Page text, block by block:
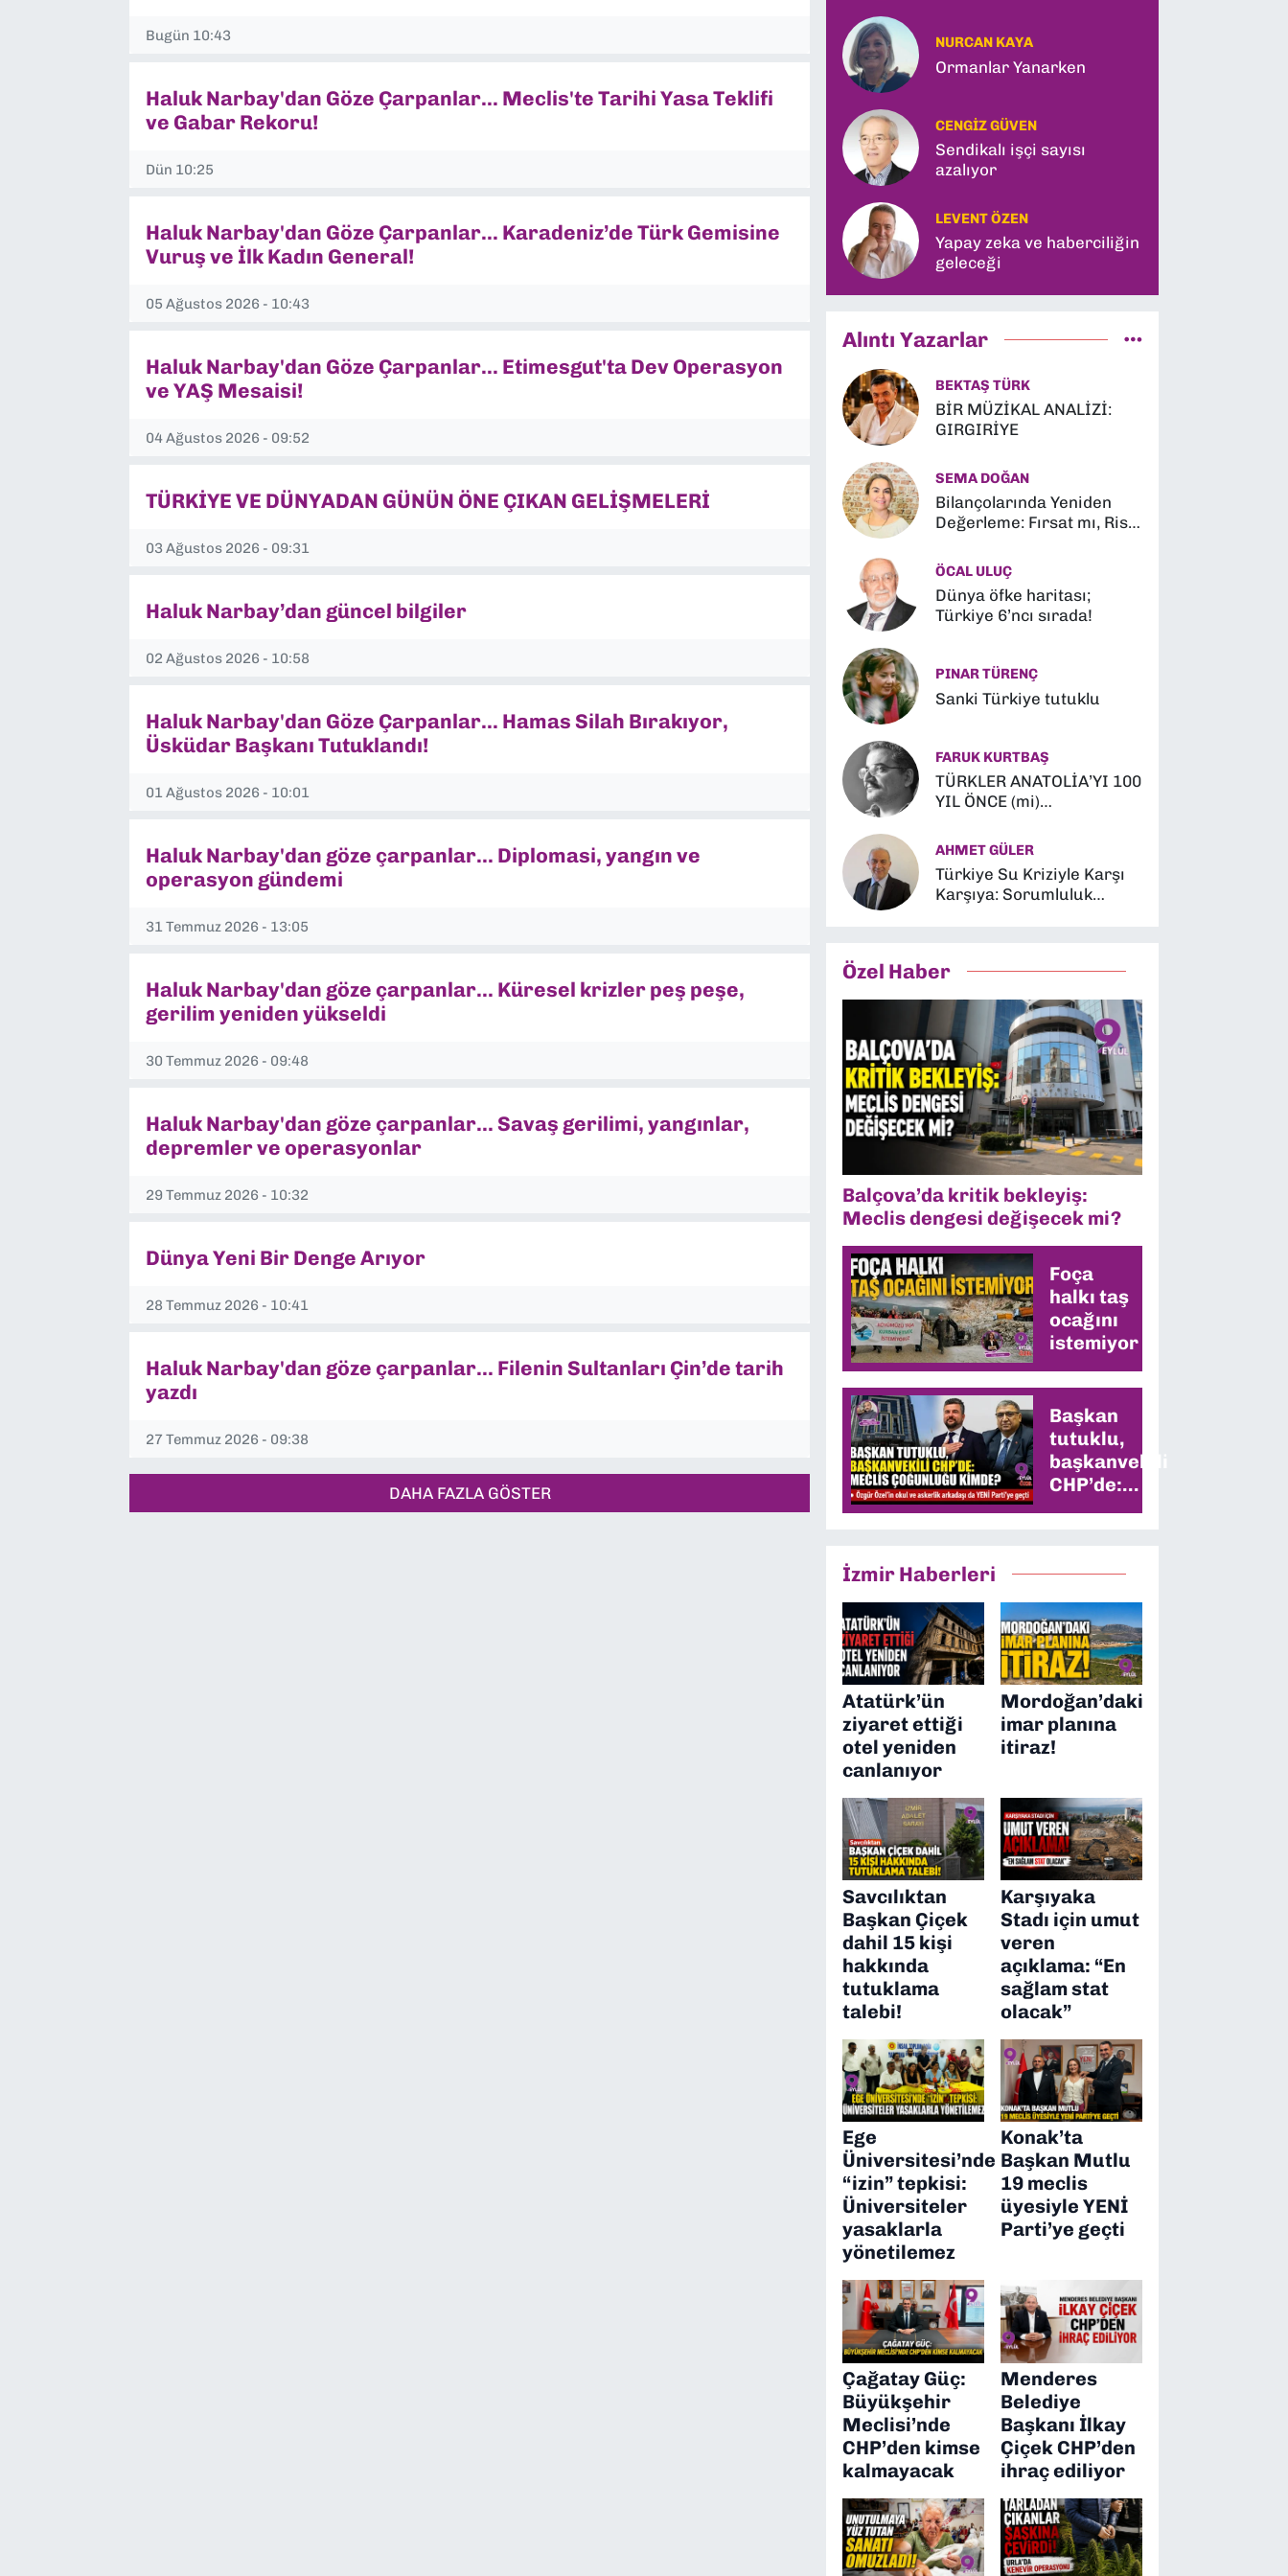
Bugün 10:43
Haluk Narbay'dan Göze Çarpanlar... Meclis'te Tarihi Yasa Teklifi
ve Gabar Rekoru!
Dün 10:25
Haluk Narbay'dan Göze Çarpanlar... Karadeniz’de Türk Gemisine
Vuruş ve İlk Kadın General!
05 Ağustos 2026 - 10:43
Haluk Narbay'dan Göze Çarpanlar... Etimesgut'ta Dev Operasyon
ve YAŞ Mesaisi!
04 Ağustos 2026 - 09:52
TÜRKİYE VE DÜNYADAN GÜNÜN ÖNE ÇIKAN GELİŞMELERİ
03 Ağustos 2026 - 09:31
Haluk Narbay’dan güncel bilgiler
02 Ağustos 2026 - 10:58
Haluk Narbay'dan Göze Çarpanlar... Hamas Silah Bırakıyor,
Üsküdar Başkanı Tutuklandı!
01 Ağustos 2026 - 10:01
Haluk Narbay'dan göze çarpanlar... Diplomasi, yangın ve
operasyon gündemi
31 Temmuz 2026 - 13:05
Haluk Narbay'dan göze çarpanlar... Küresel krizler peş peşe,
gerilim yeniden yükseldi
30 Temmuz 2026 - 09:48
Haluk Narbay'dan göze çarpanlar... Savaş gerilimi, yangınlar,
depremler ve operasyonlar
29 Temmuz 2026 - 10:32
Dünya Yeni Bir Denge Arıyor
28 Temmuz 2026 - 10:41
Haluk Narbay'dan göze çarpanlar... Filenin Sultanları Çin’de tarih
yazdı
27 Temmuz 2026 - 09:38
DAHA FAZLA GÖSTER
NURCAN KAYA
Ormanlar Yanarken
CENGIZ GÜVEN
Sendikalı işçi sayısı
azalıyor
LEVENT ÖZEN
Yapay zeka ve haberciliğin
geleceği
Alıntı Yazarlar
BEKTAŞ TÜRK
BİR MÜZİKAL ANALİZİ:
GIRGIRİYE
SEMA DOĞAN
Bilançolarında Yeniden
Değerleme: Fırsat mı, Risk
ÖCAL ULUÇ
Dünya öfke haritası;
Türkiye 6’ncı sırada!
PINAR TÜRENÇ
Sanki Türkiye tutuklu
FARUK KURTBAŞ
TÜRKLER ANATOLİA’YI 100
YIL ÖNCE (mi)
AHMET GÜLER
Türkiye Su Kriziyle Karşı
Karşıya: Sorumluluk
Özel Haber
Balçova’da kritik bekleyiş:
Meclis dengesi değişecek mi?
Foça
halkı taş
ocağını
istemiyor
Başkan
tutuklu,
başkanvekili
CHP’de:
Meclis
İzmir Haberleri
Atatürk’ün
ziyaret ettiği
otel yeniden
canlanıyor
Mordoğan’daki
imar planına
itiraz!
Savcılıktan
Başkan Çiçek
dahil 15 kişi
hakkında
tutuklama
talebi!
Karşıyaka
Stadı için umut
veren
açıklama: “En
sağlam stat
olacak”
Ege
Üniversitesi’nde
“izin” tepkisi:
Üniversiteler
yasaklarla
yönetilemez
Konak’ta
Başkan Mutlu
19 meclis
üyesiyle YENİ
Parti’ye geçti
Çağatay Güç:
Büyükşehir
Meclisi’nde
CHP’den kimse
kalmayacak
Menderes
Belediye
Başkanı İlkay
Çiçek CHP’den
ihraç ediliyor
YEREL YÖNETİMLER